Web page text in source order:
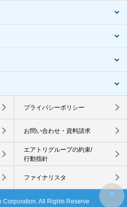
プライバシーポリシー
お問い合わせ・資料請求
エアトリグループの約束/
行動指針
ファイナリスタ
Corporation. All Rights Reserve